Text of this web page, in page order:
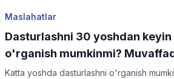
Maslahatlar
Dasturlashni 30 yoshdan keyin
o'rganish mumkinmi?
hikoyalari
Katta yoshda dasturlashni o'rganish